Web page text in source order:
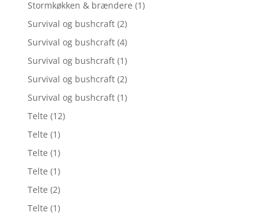
Stormkøkken & brændere (1)
Survival og bushcraft (2)
Survival og bushcraft (4)
Survival og bushcraft (1)
Survival og bushcraft (2)
Survival og bushcraft (1)
Telte (12)
Telte (1)
Telte (1)
Telte (1)
Telte (2)
Telte (1)